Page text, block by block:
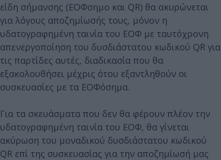
είδη σήμανσης (ΕΟΦσημο και QR) θα ακυρώνεται
για λόγους αποζημίωσής τους, μόνον η
υδατογραφημένη ταινία του ΕΟΦ με ταυτόχρονη
απενεργοποίηση του δυσδιάστατου κωδικού QR για
τις παρτίδες αυτές, διαδικασία που θα
εξακολουθήσει μέχρις ότου εξαντληθούν οι
συσκευασίες με τα ΕΟΦόσημα.
Για τα σκευάσματα που δεν θα φέρουν πλέον την
υδατογραφημένη ταινία του ΕΟΦ, θα γίνεται
ακύρωση του μοναδικού δυσδιάστατου κωδικού
QR επί της συσκευασίας για την αποζημίωσή μας